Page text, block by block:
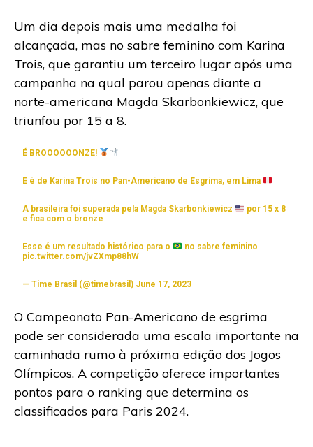
Um dia depois mais uma medalha foi
alcançada, mas no sabre feminino com Karina
Trois, que garantiu um terceiro lugar após uma
campanha na qual parou apenas diante a
norte-americana Magda Skarbonkiewicz, que
triunfou por 15 a 8.
É BROOOOOONZE!
E é de Karina Trois no Pan-Americano de Esgrima, em Lima
A brasileira foi superada pela Magda Skarbonkiewicz
por 15 x 8
e fica com o bronze
Esse é um resultado histórico para o
no sabre feminino
pic.twitter.com/jvZXmp88hW
— Time Brasil (@timebrasil) June 17, 2023
O Campeonato Pan-Americano de esgrima
pode ser considerada uma escala importante na
caminhada rumo à próxima edição dos Jogos
Olímpicos. A competição oferece importantes
pontos para o ranking que determina os
classificados para Paris 2024.